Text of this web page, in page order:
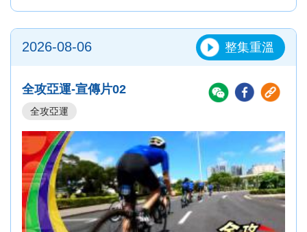
2026-08-06 整集重溫
全攻亞運-宣傳片02
全攻亞運